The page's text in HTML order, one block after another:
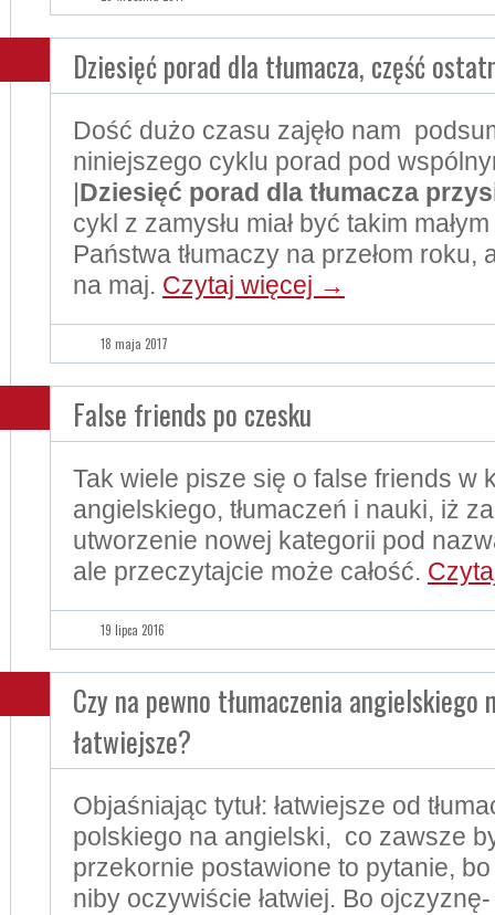
Dziesięć porad dla tłumacza, część
Dość dużo czasu zajęło nam
niniejszego cyklu porad pod
Dziesięć porad dla tłumacza
cykl z zamysłu miał być takim
Państwa tłumaczy na przełom roku,
na maj. Czytaj więcej →
18 maja 2017
False friends po czesku
Tak wiele pisze się o false friends w
angielskiego, tłumaczeń i nauki, iż
utworzenie nowej kategorii pod
ale przeczytajcie może całość.
19 lipca 2016
Czy na pewno tłumaczenia angielskiego
łatwiejsze?
Objaśniając tytuł: łatwiejsze od
polskiego na angielski, co zawsze
przekornie postawione to pytanie,
niby oczywiście łatwiej. Bo